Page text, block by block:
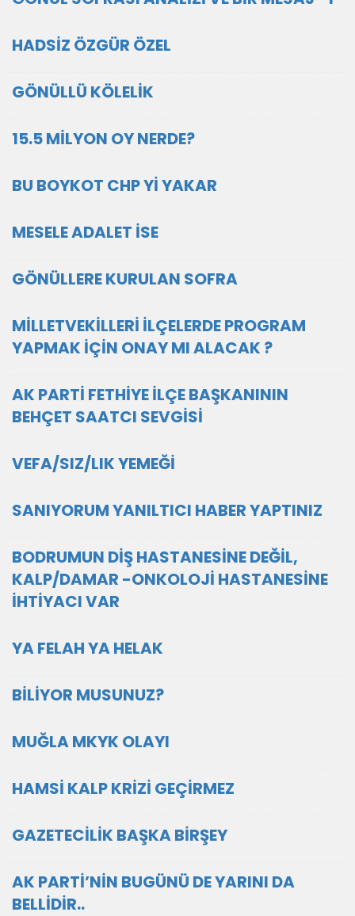
HADSİZ ÖZGÜR ÖZEL
GÖNÜLLÜ KÖLELİK
15.5 MİLYON OY NERDE?
BU BOYKOT CHP Yİ YAKAR
MESELE ADALET İSE
GÖNÜLLERE KURULAN SOFRA
MİLLETVEKİLLERİ İLÇELERDE PROGRAM
YAPMAK İÇİN ONAY MI ALACAK ?
AK PARTİ FETHİYE İLÇE BAŞKANININ
BEHÇET SAATCI SEVGİSİ
VEFA/SIZ/LIK YEMEĞİ
SANIYORUM YANILTICI HABER YAPTINIZ
BODRUMUN DİŞ HASTANESİNE DEĞİL,
KALP/DAMAR -ONKOLOJİ HASTANESİNE
İHTİYACI VAR
YA FELAH YA HELAK
BİLİYOR MUSUNUZ?
MUĞLA MKYK OLAYI
HAMSİ KALP KRİZİ GEÇİRMEZ
GAZETECİLİK BAŞKA BİRŞEY
AK PARTİ’NİN BUGÜNÜ DE YARINI DA
BELLİDİR..